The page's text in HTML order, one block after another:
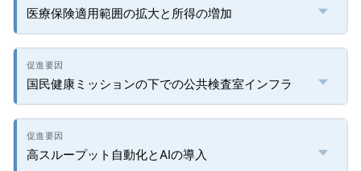
医療保険適用範囲の拡大と所得の増加
国民健康ミッションの下での公共検査室インフラ
高スループット自動化とAIの導入